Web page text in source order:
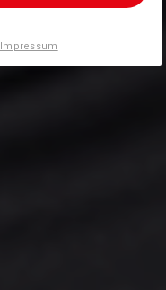
Impressum